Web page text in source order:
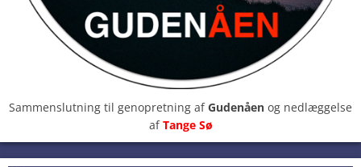
Sammenslutning til genopretning afGudenåen og nedlæggelse
afTange Sø